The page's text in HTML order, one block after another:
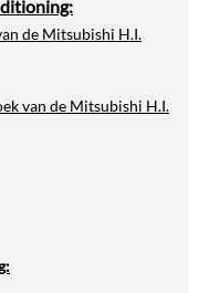
de Mitsubishi H.I.
van de Mitsubishi H.I.